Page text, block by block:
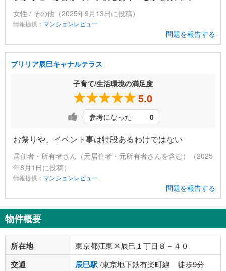
女性 / その他（2025年9月13日に投稿）
情報提供： マンションレビュー
問題を報告する
ブリリア辰巳キャナルテラス
子育て/生活環境の満足度
5.0
参考になった 0
お祭りや、イベント事は特段あるわけではない
居住者・所有者さん（元居住者・元所有者さんを含む）（2025
年8月1日に投稿）
情報提供： マンションレビュー
問題を報告する
物件概要
所在地 東京都江東区辰巳１丁目８－４０
交通 辰巳駅/東京地下鉄有楽町線 徒歩9分